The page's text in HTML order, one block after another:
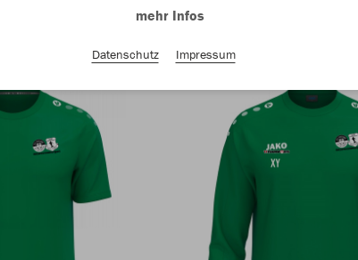
mehr Infos
Datenschutz Impressum